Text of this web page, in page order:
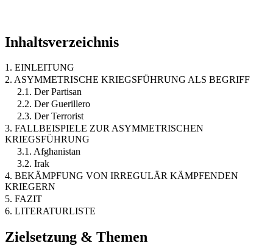
Inhaltsverzeichnis
1. EINLEITUNG
2. ASYMMETRISCHE KRIEGSFÜHRUNG ALS BEGRIFF
2.1. Der Partisan
2.2. Der Guerillero
2.3. Der Terrorist
3. FALLBEISPIELE ZUR ASYMMETRISCHEN
KRIEGSFÜHRUNG
3.1. Afghanistan
3.2. Irak
4. BEKÄMPFUNG VON IRREGULÄR KÄMPFENDEN
KRIEGERN
5. FAZIT
6. LITERATURLISTE
Zielsetzung & Themen